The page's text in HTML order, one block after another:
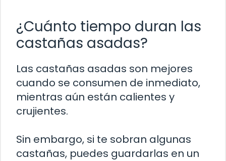
¿Cuánto tiempo duran las
castañas asadas?
Las castañas asadas son mejores
cuando se consumen de inmediato,
mientras aún están calientes y
crujientes.
Sin embargo, si te sobran algunas
castañas, puedes guardarlas en un